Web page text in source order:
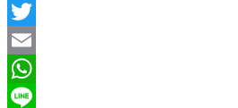
Facebook
Twitter
Email
WhatsApp